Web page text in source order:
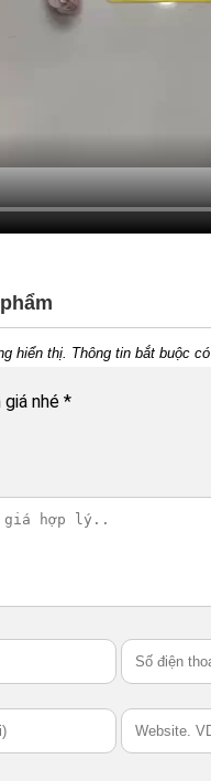
hiển thị. Thông tin bắt buộc
giá nhé *